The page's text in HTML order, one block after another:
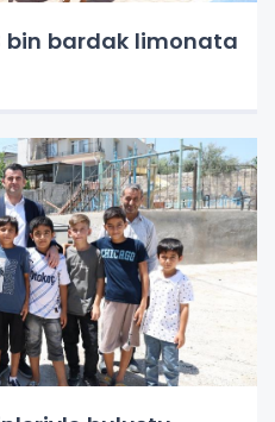
bin bardak limonata